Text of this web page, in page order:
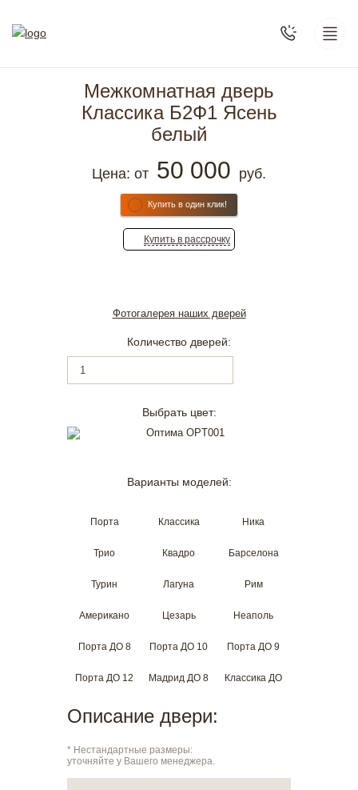
Межкомнатная дверь
Классика Б2Ф1 Ясень
белый
Фотогалерея наших дверей
Цена: от 50 000 руб.
Купить в один клик!
Купить в рассрочку
Количество дверей:
Выбрать цвет:
Варианты моделей:
Порта Классика Ника
Трио Квадро Барселона
Турин Лагуна Рим
Американо Цезарь Неаполь
Порта ДО 8 Порта ДО 10 Порта ДО 9
Порта ДО 12 Мадрид ДО 8 Классика ДО
Описание двери:
* Нестандартные размеры:
уточняйте у Вашего менеджера.